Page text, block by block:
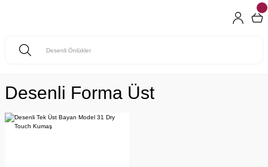
Desenli Forma Üst